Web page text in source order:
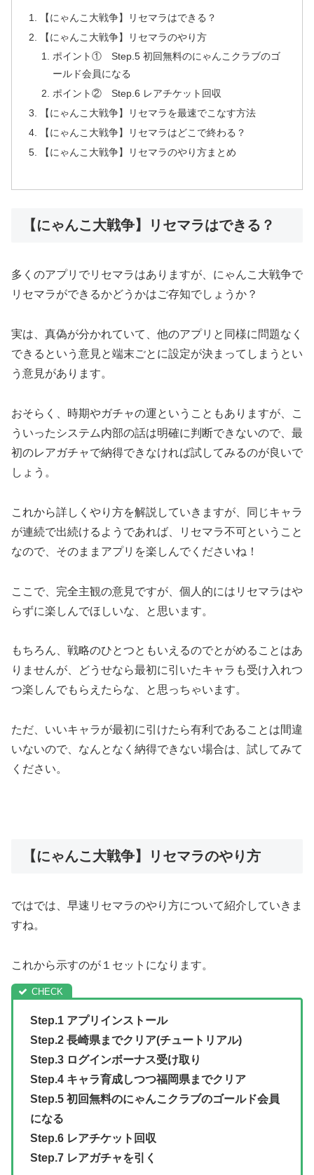
【にゃんこ大戦争】リセマラはできる？
【にゃんこ大戦争】リセマラのやり方
ポイント① Step.5 初回無料のにゃんこクラブのゴ
ールド会員になる
ポイント② Step.6 レアチケット回収
【にゃんこ大戦争】リセマラを最速でこなす方法
【にゃんこ大戦争】リセマラはどこで終わる？
【にゃんこ大戦争】リセマラのやり方まとめ
【にゃんこ大戦争】リセマラはできる？
多くのアプリでリセマラはありますが、にゃんこ大戦争で
リセマラができるかどうかはご存知でしょうか？
実は、真偽が分かれていて、他のアプリと同様に問題なく
できるという意見と端末ごとに設定が決まってしまうとい
う意見があります。
おそらく、時期やガチャの運ということもありますが、こ
ういったシステム内部の話は明確に判断できないので、最
初のレアガチャで納得できなければ試してみるのが良いで
しょう。
これから詳しくやり方を解説していきますが、同じキャラ
が連続で出続けるようであれば、リセマラ不可ということ
なので、そのままアプリを楽しんでくださいね！
ここで、完全主観の意見ですが、個人的にはリセマラはや
らずに楽しんでほしいな、と思います。
もちろん、戦略のひとつともいえるのでとがめることはあ
りませんが、どうせなら最初に引いたキャラも受け入れつ
つ楽しんでもらえたらな、と思っちゃいます。
ただ、いいキャラが最初に引けたら有利であることは間違
いないので、なんとなく納得できない場合は、試してみて
ください。
【にゃんこ大戦争】リセマラのやり方
ではでは、早速リセマラのやり方について紹介していきま
すね。
これから示すのが１セットになります。
Step.1 アプリインストール
Step.2 長崎県までクリア(チュートリアル)
Step.3 ログインボーナス受け取り
Step.4 キャラ育成しつつ福岡県までクリア
Step.5 初回無料のにゃんこクラブのゴールド会員
になる
Step.6 レアチケット回収
Step.7 レアガチャを引く